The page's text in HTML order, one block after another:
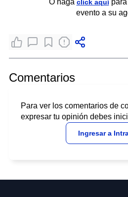
O haga click aquípara
evento a su
Comentarios
Para ver los comentarios de
expresar tu opinión debes
Ingresar a